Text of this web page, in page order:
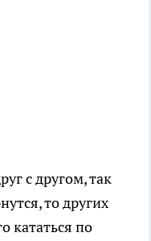
с другом, так
то других
кататься по